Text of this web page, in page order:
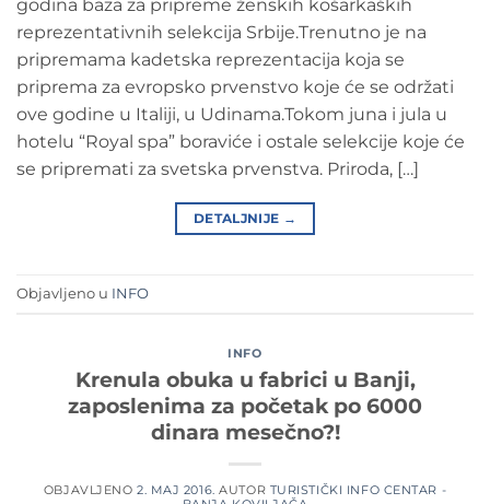
godina baza za pripreme ženskih košarkaških
reprezentativnih selekcija Srbije.Trenutno je na
pripremama kadetska reprezentacija koja se
priprema za evropsko prvenstvo koje će se održati
ove godine u Italiji, u Udinama.Tokom juna i jula u
hotelu “Royal spa” boraviće i ostale selekcije koje će
se pripremati za svetska prvenstva. Priroda, […]
DETALJNIJE →
Objavljeno u INFO
INFO
Krenula obuka u fabrici u Banji,
zaposlenima za početak po 6000
dinara mesečno?!
OBJAVLJENO2. MAJ 2016. AUTOR TURISTIČKI INFO CENTAR -